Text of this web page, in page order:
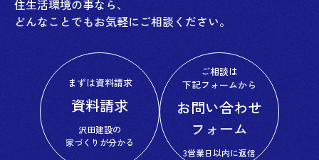
住生活環境の事なら、
どんなことでもお気軽にご相談ください。
まずは資料請求
資料請求
沢田建設の
家づくりが分かる
ご相談は
下記フォームから
お問い合わせ
フォーム
3営業日以内に返信